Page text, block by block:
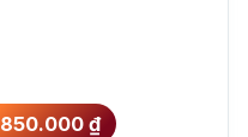
850.000₫